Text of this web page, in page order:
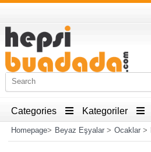
Categories Kategoriler
Homepage> Beyaz Eşyalar> Ocaklar>